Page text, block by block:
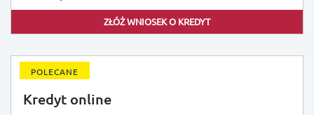
ZŁÓŻ WNIOSEK O KREDYT
POLECANE
Kredyt online